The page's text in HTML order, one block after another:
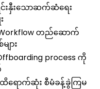
င်းနှီးသောဆက်ဆံရေး
တည်ဆောက်
ျား
process ကို
ရောက်ဆုံး စီမံခန့်ခွဲကြမ